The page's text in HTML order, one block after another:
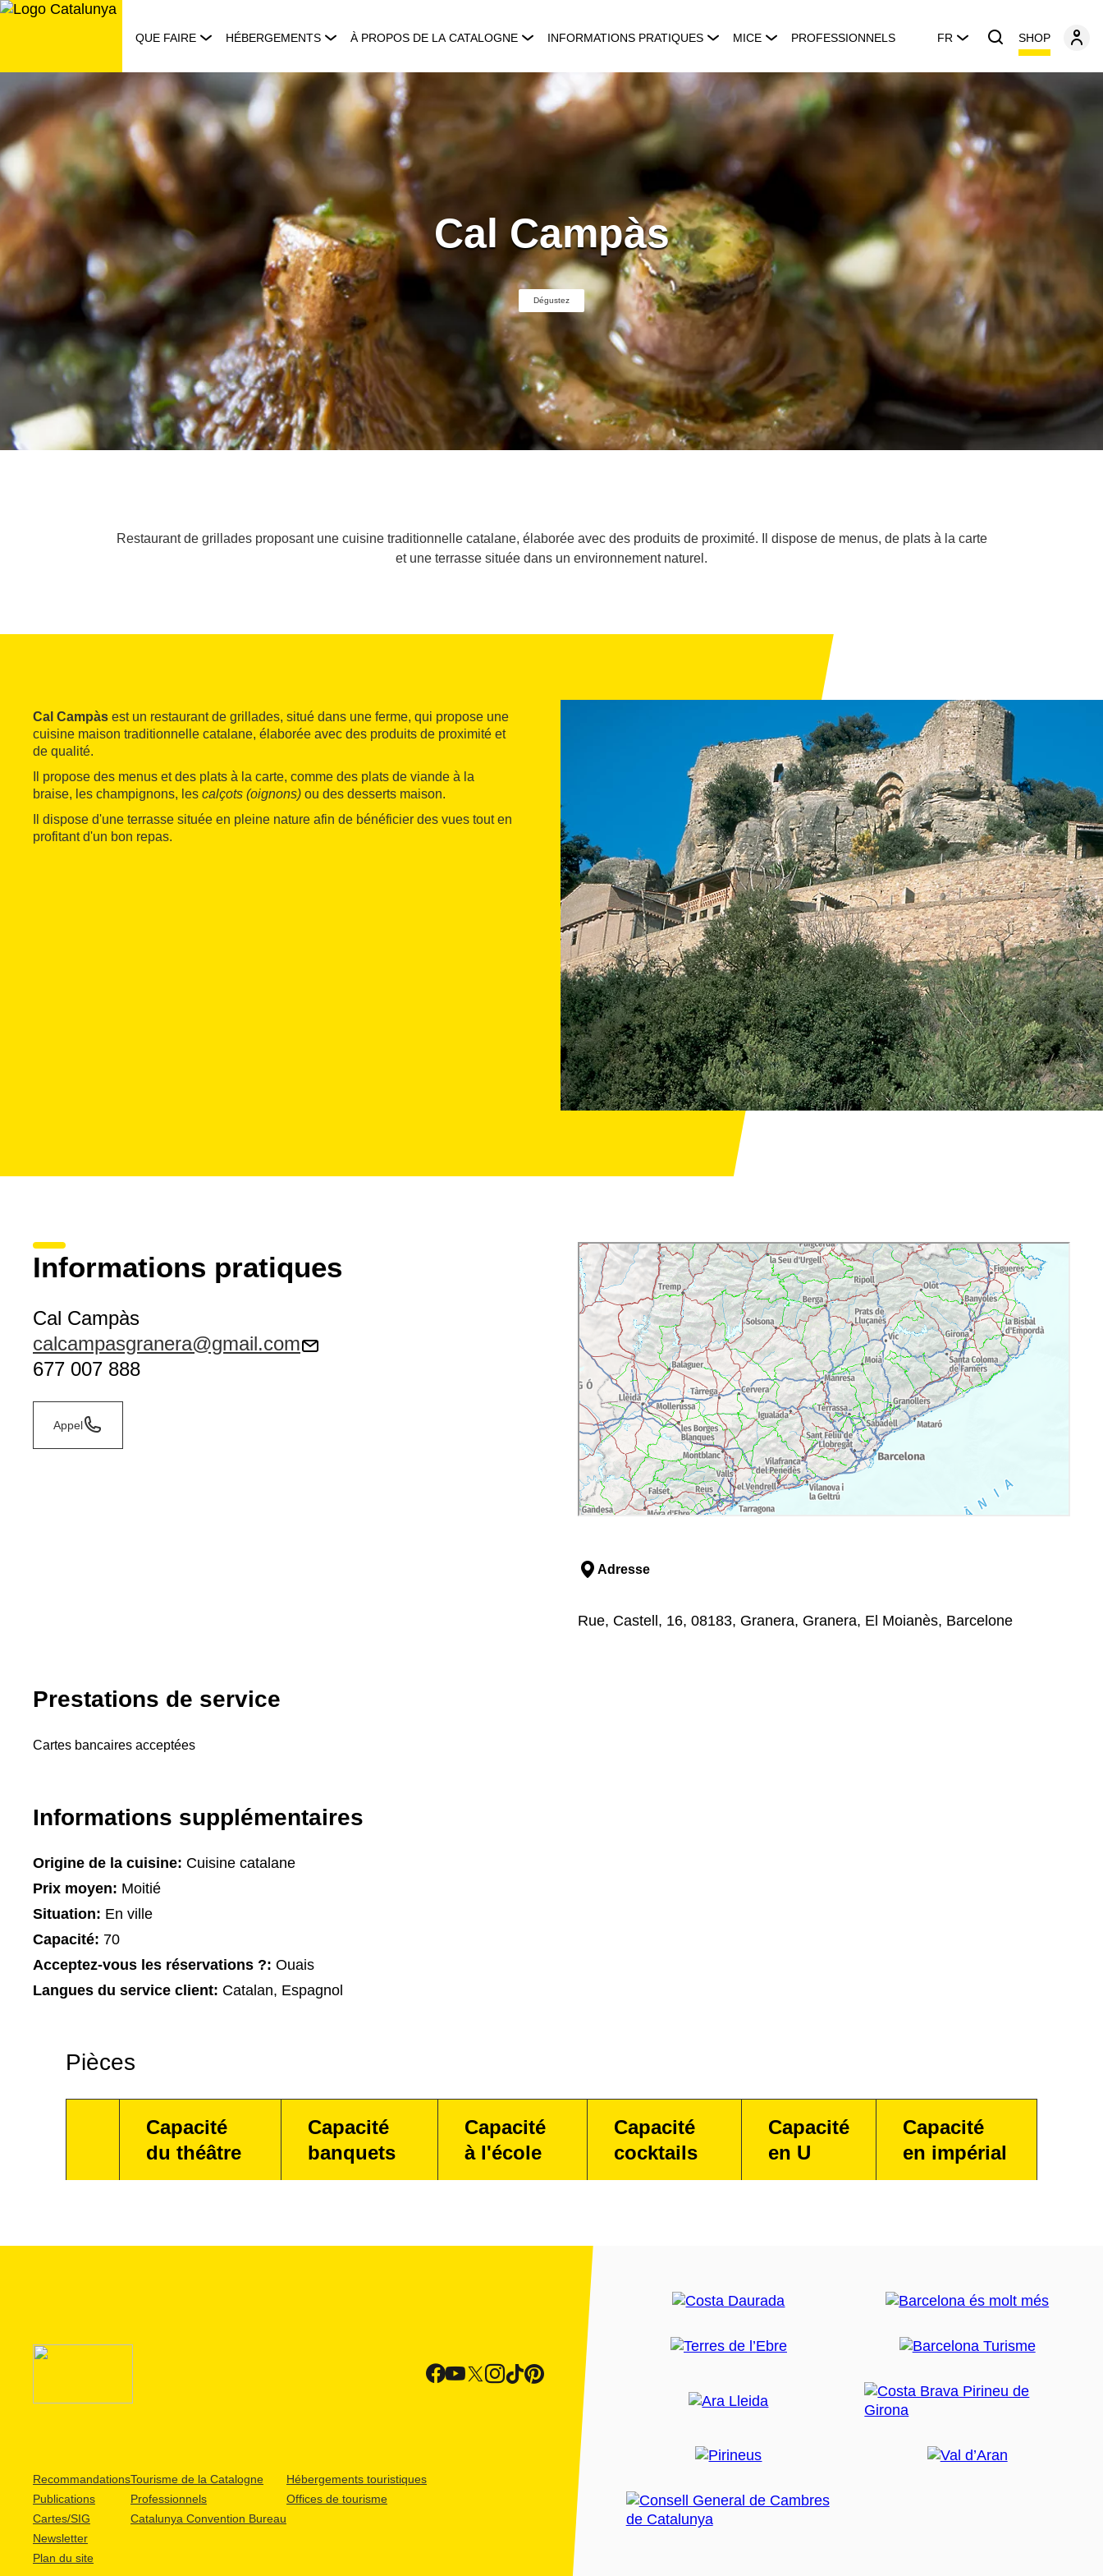
Aller
QUE FAIRE HÉBERGEMENTS À PROPOS DE LA CATALOGNE INFORMATIONS PRATIQUES MICE PROFESSIONNELS FR SHOP
Cal Campàs
Dégustez
Restaurant de grillades proposant une cuisine traditionnelle catalane, élaborée avec des produits de proximité. Il dispose de menus, de plats à la carte
et une terrasse située dans un environnement naturel.
Cal Campàs est un restaurant de grillades, situé dans une ferme, qui propose une
cuisine maison traditionnelle catalane, élaborée avec des produits de proximité et
de qualité.
Il propose des menus et des plats à la carte, comme des plats de viande à la
braise, les champignons, les calçots (oignons) ou des desserts maison.
Il dispose d'une terrasse située en pleine nature afin de bénéficier des vues tout en
profitant d'un bon repas.
Informations pratiques
Cal Campàs
calcampasgranera@gmail.com
677 007 888
Appel
Adresse
Rue, Castell, 16, 08183, Granera, Granera, El Moianès, Barcelone
Prestations de service
Cartes bancaires acceptées
Informations supplémentaires
Origine de la cuisine: Cuisine catalane
Prix moyen: Moitié
Situation: En ville
Capacité: 70
Acceptez-vous les réservations ?: Ouais
Langues du service client: Catalan, Espagnol
Pièces
Capacité
du théâtre
Capacité
banquets
Capacité
à l'école
Capacité
cocktails
Capacité
en U
Capacité
en impérial
Recommandations
Publications
Cartes/SIG
Newsletter
Plan du site
Tourisme de la Catalogne
Professionnels
Catalunya Convention Bureau
Hébergements touristiques
Offices de tourisme